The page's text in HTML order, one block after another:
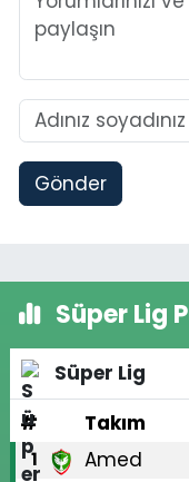
Gönder
Süper Lig
Süper Lig
#
Takım
1 Amed